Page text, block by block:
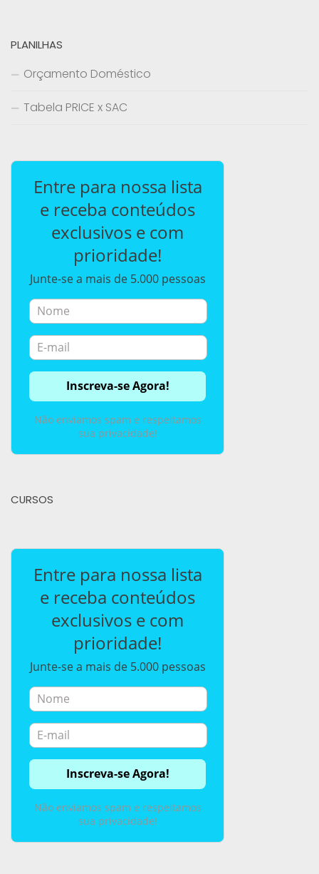
PLANILHAS
Orçamento Doméstico
Tabela PRICE x SAC
Entre para nossa lista
e receba conteúdos
exclusivos e com
prioridade!
Junte-se a mais de 5.000 pessoas
Não enviamos spam e respeitamos
sua privacidade!
CURSOS
Entre para nossa lista
e receba conteúdos
exclusivos e com
prioridade!
Junte-se a mais de 5.000 pessoas
Não enviamos spam e respeitamos
sua privacidade!